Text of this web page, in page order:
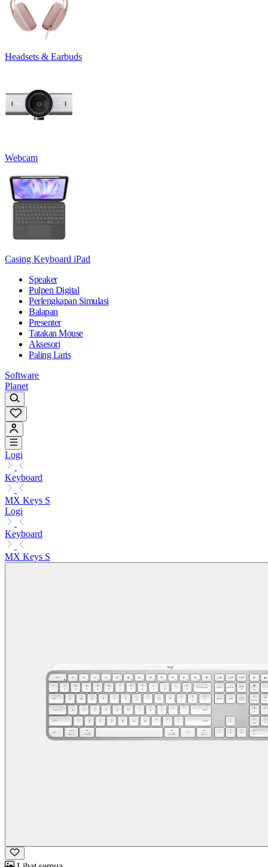
Headsets & Earbuds
Webcam
Casing Keyboard iPad
Speaker
Pulpen Digital
Perlengkapan Simulasi
Balapan
Presenter
Tatakan Mouse
Aksesori
Paling Laris
Software
Planet
Logi
Keyboard
MX Keys S
Logi
Keyboard
MX Keys S